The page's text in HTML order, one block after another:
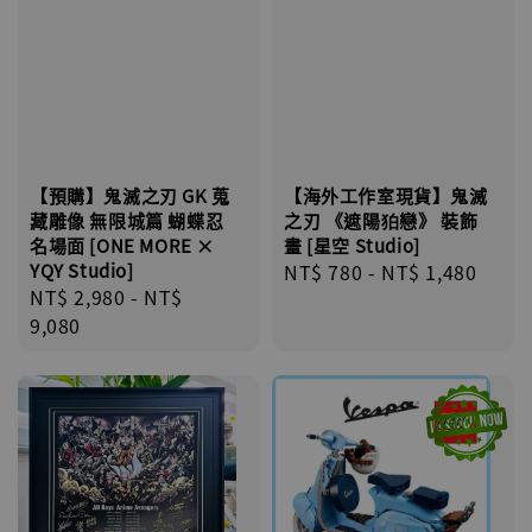
【預購】鬼滅之刃 GK 蒐
藏雕像 無限城篇 蝴蝶忍
名場面 [ONE MORE ×
YQY Studio]
Regular
price
NT$ 2,980 - NT$
9,080
【海外工作室現貨】鬼滅
之刃 《遮陽狛戀》 裝飾
畫 [星空 Studio]
Regular
NT$ 780 - NT$ 1,480